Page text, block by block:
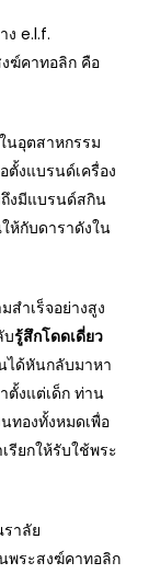
ง e.l.f.
ฆ์คาทอลิก คือ
นอุตสาหกรรม
งแบรนด์เครื่อง
งมีแบรนด์สกิน
ห้กับดาราดังใน
สำเร็จอย่างสูง
บรู้สึกโดดเดี่ยว
ได้หันกลับมาหา
ตั้งแต่เด็ก ท่าน
ทองทั้งหมดเพื่อ
รียกให้รับใช้พระ
าลัย
พระสงฆ์คาทอลิก